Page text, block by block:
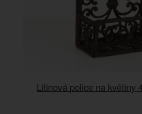
Litinová police na květiny